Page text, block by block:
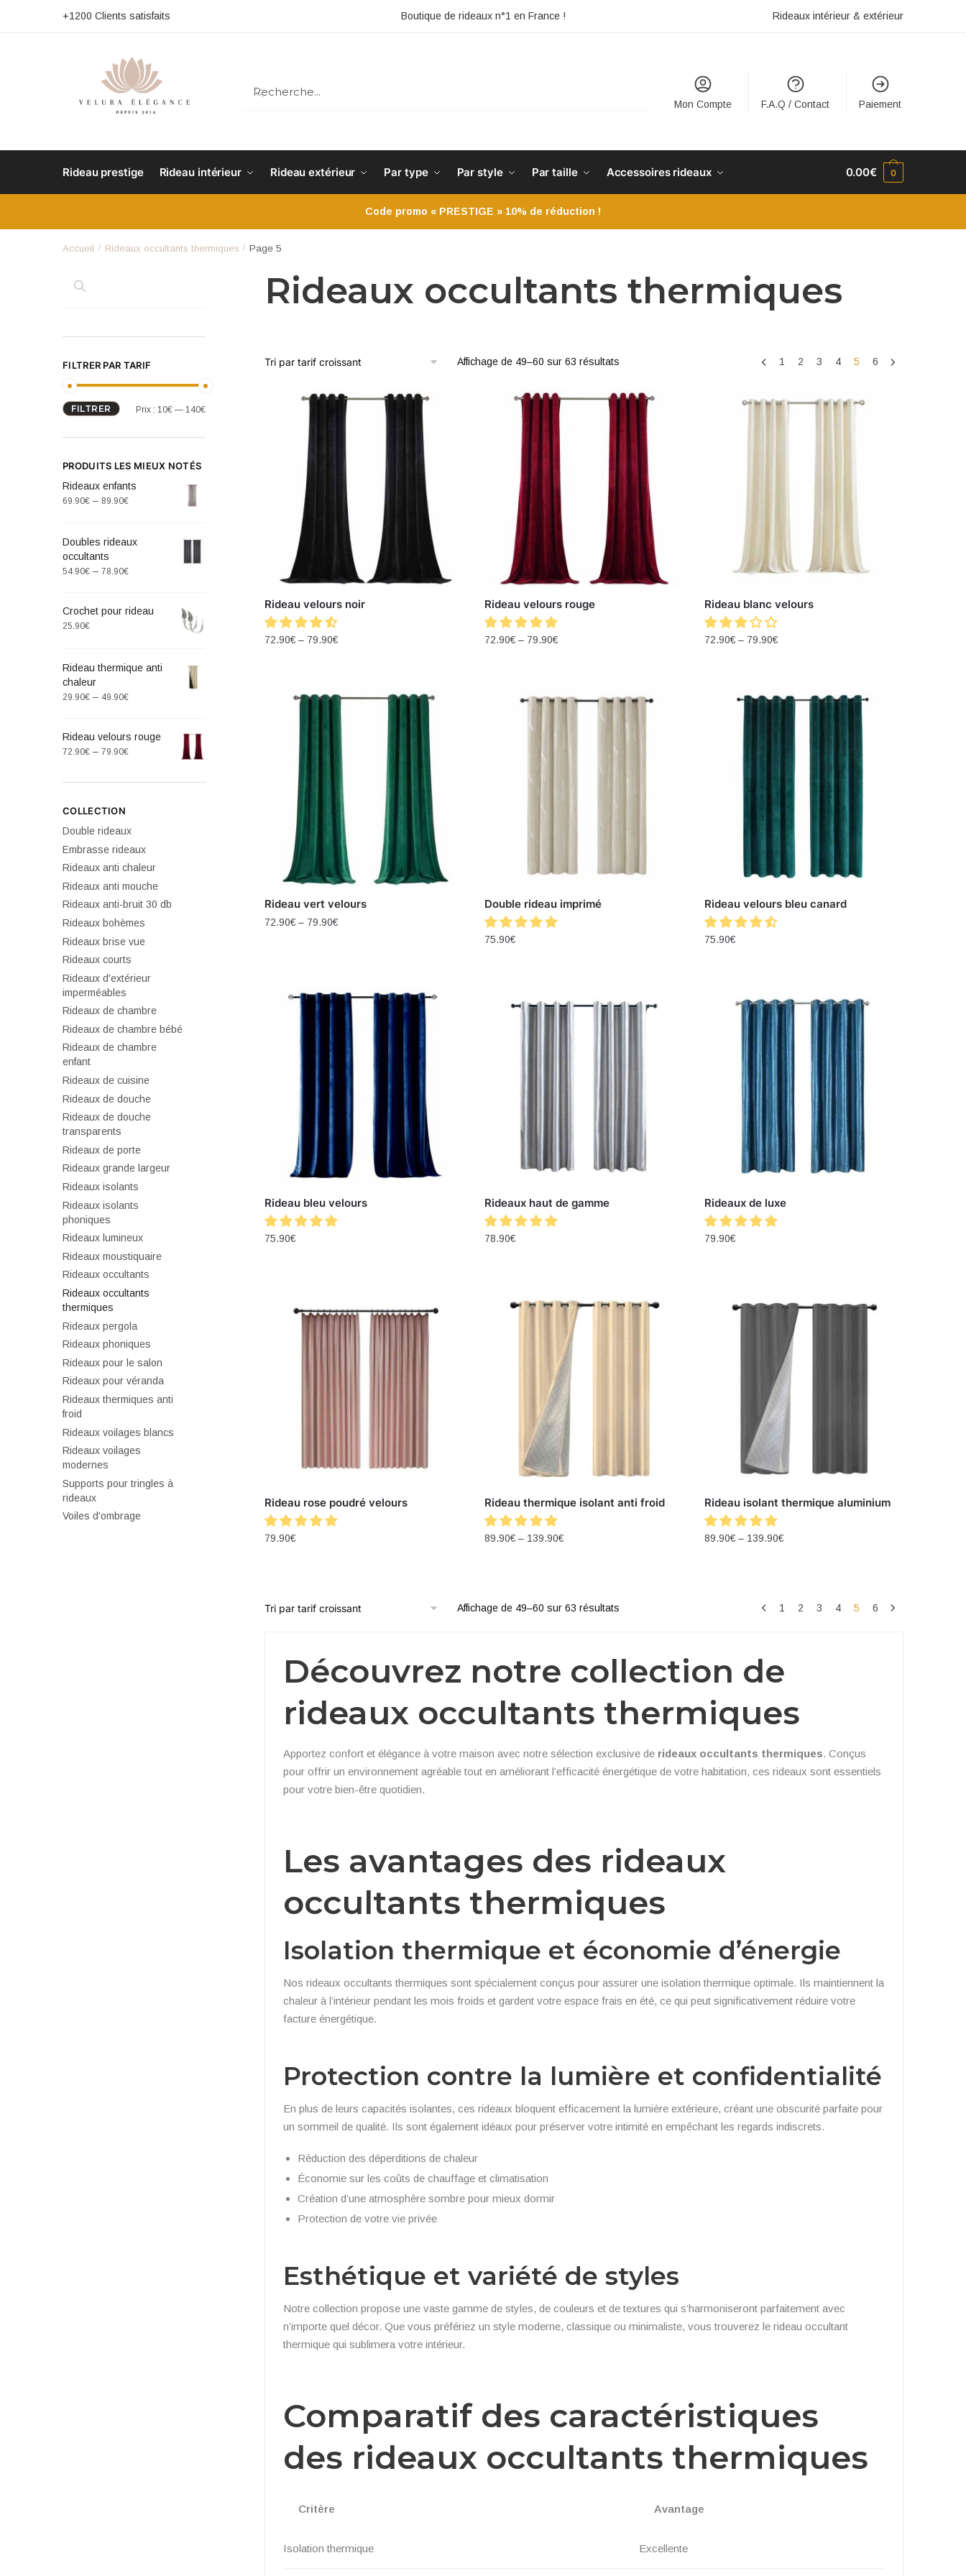
+1200 Clients satisfaits Boutique de rideaux n°1 en France ! Rideaux intérieur & extérieur
RECHERCHE
Mon Compte
F.A.Q / Contact Paiement
Rideau prestige Rideau intérieur Rideau extérieur Par type Par style Par taille Accessoires rideaux 0.00€ 0
Code promo « PRESTIGE » 10% de réduction !
Accueil / Rideaux occultants thermiques / Page 5
Rideaux occultants thermiques
Affichage de 49–60 sur 63 résultats 1 2 3 4 5 6
Rideau velours noir
72.90€– 79.90€
Rideau velours rouge
72.90€– 79.90€
Rideau blanc velours
72.90€ – 79.90€
Rideau vert velours
72.90€– 79.90€
Double rideau imprimé
75.90€
Rideau velours bleu canard
75.90€
Rideau bleu velours
75.90€
Rideaux haut de gamme
78.90€
Rideaux de luxe
79.90€
Rideau rose poudré velours
79.90€
Rideau thermique isolant anti froid
89.90€– 139.90€
Rideau isolant thermique aluminium
89.90€ – 139.90€
Affichage de 49–60 sur 63 résultats 1 2 3 4 5 6
Découvrez notre collection de
rideaux occultants thermiques
Apportez confort et élégance à votre maison avec notre sélection exclusive de rideaux occultants thermiques. Conçus
pour offrir un environnement agréable tout en améliorant l’efficacité énergétique de votre habitation, ces rideaux sont essentiels
pour votre bien-être quotidien.
Les avantages des rideaux
occultants thermiques
Isolation thermique et économie d’énergie
Nos rideaux occultants thermiques sont spécialement conçus pour assurer une isolation thermique optimale. Ils maintiennent la
chaleur à l’intérieur pendant les mois froids et gardent votre espace frais en été, ce qui peut significativement réduire votre
facture énergétique.
Protection contre la lumière et confidentialité
En plus de leurs capacités isolantes, ces rideaux bloquent efficacement la lumière extérieure, créant une obscurité parfaite pour
un sommeil de qualité. Ils sont également idéaux pour préserver votre intimité en empêchant les regards indiscrets.
Réduction des déperditions de chaleur
Économie sur les coûts de chauffage et climatisation
Création d’une atmosphère sombre pour mieux dormir
Protection de votre vie privée
Esthétique et variété de styles
Notre collection propose une vaste gamme de styles, de couleurs et de textures qui s’harmoniseront parfaitement avec
n’importe quel décor. Que vous préfériez un style moderne, classique ou minimaliste, vous trouverez le rideau occultant
thermique qui sublimera votre intérieur.
Comparatif des caractéristiques
des rideaux occultants thermiques
Critère Avantage
Isolation thermique Excellente
FILTRER PAR TARIF
FILTRER Prix : 10€— 140€
PRODUITS LES MIEUX NOTÉS
Rideaux enfants
69.90€ – 89.90€
Doubles rideaux
occultants
54.90€ – 78.90€
Crochet pour rideau
25.90€
Rideau thermique anti
chaleur
29.90€ – 49.90€
Rideau velours rouge
72.90€ – 79.90€
COLLECTION
Double rideaux
Embrasse rideaux
Rideaux anti chaleur
Rideaux anti mouche
Rideaux anti-bruit 30 db
Rideaux bohèmes
Rideaux brise vue
Rideaux courts
Rideaux d'extérieur
imperméables
Rideaux de chambre
Rideaux de chambre bébé
Rideaux de chambre
enfant
Rideaux de cuisine
Rideaux de douche
Rideaux de douche
transparents
Rideaux de porte
Rideaux grande largeur
Rideaux isolants
Rideaux isolants
phoniques
Rideaux lumineux
Rideaux moustiquaire
Rideaux occultants
Rideaux occultants
thermiques
Rideaux pergola
Rideaux phoniques
Rideaux pour le salon
Rideaux pour véranda
Rideaux thermiques anti
froid
Rideaux voilages blancs
Rideaux voilages
modernes
Supports pour tringles à
rideaux
Voiles d'ombrage